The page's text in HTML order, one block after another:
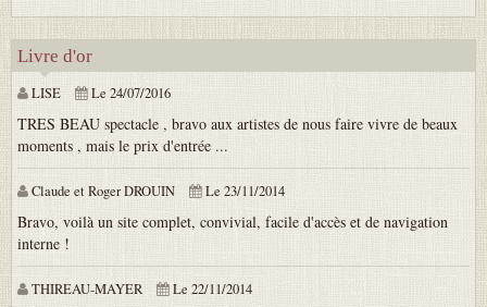
Livre d'or
LISE Le 24/07/2016
TRES BEAU spectacle , bravo aux artistes de nous faire vivre de beaux
moments , mais le prix d'entrée ...
Claude et Roger DROUIN Le 23/11/2014
Bravo, voilà un site complet, convivial, facile d'accès et de navigation
interne !
THIREAU-MAYER Le 22/11/2014